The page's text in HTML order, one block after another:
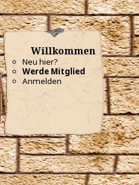
Willkommen
Neu hier?
Werde Mitglied
Anmelden